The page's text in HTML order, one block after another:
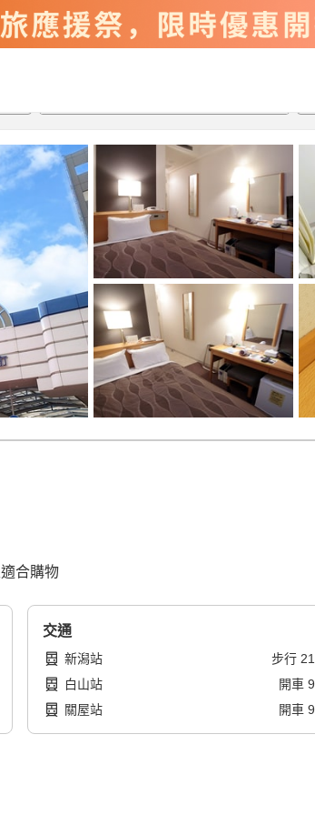
合購物
交通
新潟站 步行 21
白山站
開車 9
關屋站
開車 9